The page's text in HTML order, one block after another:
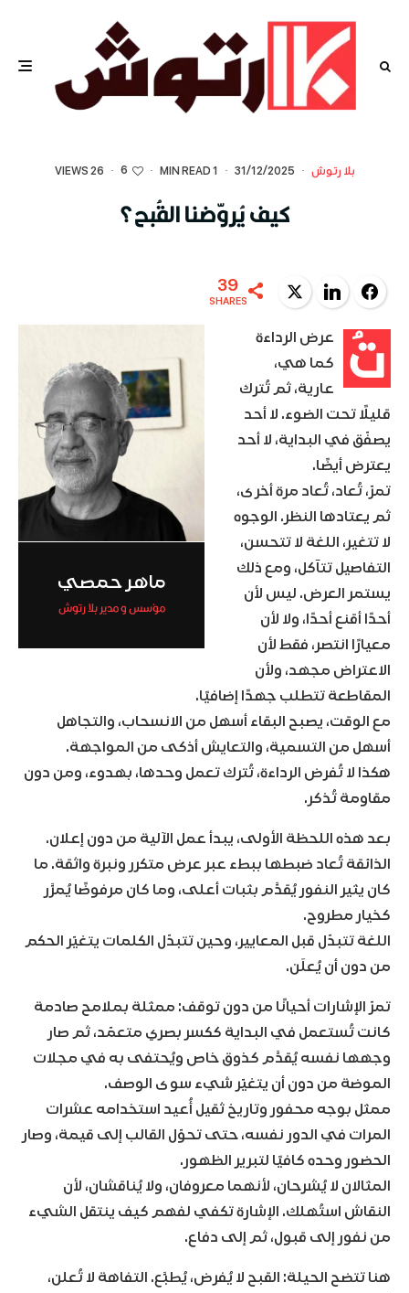
بلا رتوش ·
31/12/2025
·
1 MIN READ
·
6
·
26 VIEWS
كيف يُروّضنا القُبح؟
Facebook
LinkedIn
Twitter
39
SHARES
ماهر حمصي
مؤسس و مدير بلا رتوش
تُ
عرض الرداءة
كما هي،
عارية، ثم تُترك
قليلًا تحت الضوء. لا أحد
يصفّق في البداية، لا أحد
يعترض أيضًا.
تمرّ، تُعاد، تُعاد مرة أخرى،
ثم يعتادها النظر. الوجوه
لا تتغير، اللغة لا تتحسن،
التفاصيل تتآكل، ومع ذلك
يستمر العرض. ليس لأن
أحدًا أقنع أحدًا، ولا لأن
معيارًا انتصر، فقط لأن
الاعتراض مجهد، ولأن
المقاطعة تتطلب جهدًا إضافيًا.
مع الوقت، يصبح البقاء أسهل من الانسحاب، والتجاهل
أسهل من التسمية، والتعايش أذكى من المواجهة.
هكذا لا تُفرض الرداءة، تُترك تعمل وحدها، بهدوء، ومن دون
مقاومة تُذكر.
بعد هذه اللحظة الأولى، يبدأ عمل الآلية من دون إعلان.
الذائقة تُعاد ضبطها ببطء عبر عرض متكرر ونبرة واثقة. ما
كان يثير النفور يُقدَّم بثبات أعلى، وما كان مرفوضًا يُمرَّر
كخيار مطروح.
اللغة تتبدّل قبل المعايير، وحين تتبدّل الكلمات يتغيّر الحكم
من دون أن يُعلَن.
تمرّ الإشارات أحيانًا من دون توقف: ممثلة بملامح صادمة
كانت تُستعمل في البداية ككسر بصري متعمّد، ثم صار
وجهها نفسه يُقدَّم كذوق خاص ويُحتفى به في مجلات
الموضة من دون أن يتغيّر شيء سوى الوصف.
ممثل بوجه محفور وتاريخ ثقيل أُعيد استخدامه عشرات
المرات في الدور نفسه، حتى تحوّل القالب إلى قيمة، وصار
الحضور وحده كافيًا لتبرير الظهور.
المثالان لا يُشرحان، لأنهما معروفان، ولا يُناقشان، لأن
النقاش استُهلك. الإشارة تكفي لفهم كيف ينتقل الشيء
من نفور إلى قبول، ثم إلى دفاع.
هنا تتضح الحيلة: القبح لا يُفرض، يُطبَّع. التفاهة لا تُعلن،